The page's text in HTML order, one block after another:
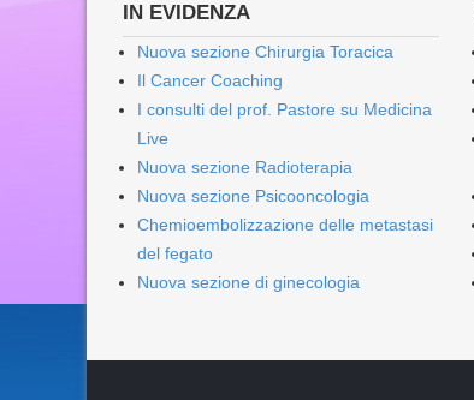
IN EVIDENZA
Nuova sezione Chirurgia Toracica
Il Cancer Coaching
I consulti del prof. Pastore su Medicina
Live
Nuova sezione Radioterapia
Nuova sezione Psicooncologia
Chemioembolizzazione delle metastasi
del fegato
Nuova sezione di ginecologia